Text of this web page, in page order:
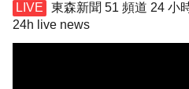
東森新聞 51 頻道 24 小
24h live news